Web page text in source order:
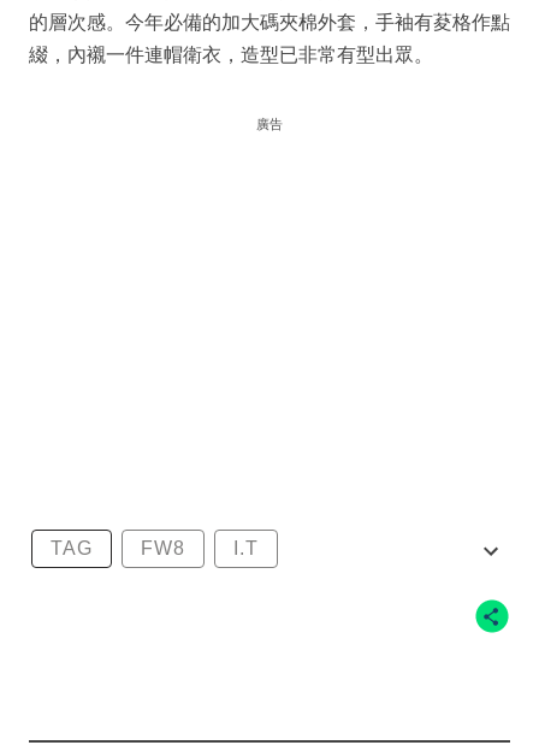
的層次感。今年必備的加大碼夾棉外套，手袖有荾格作點
綴，內襯一件連帽衛衣，造型已非常有型出眾。
廣告
TAG FW8 I.T